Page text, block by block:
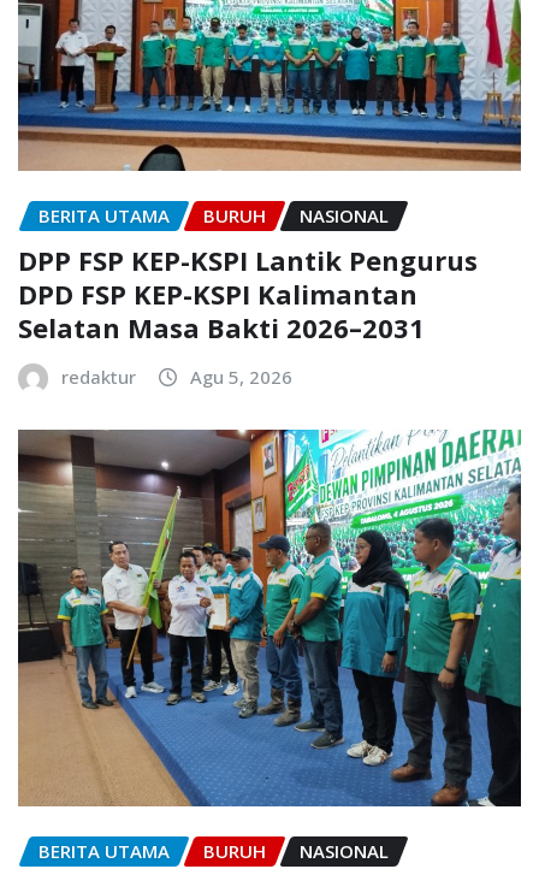
BERITA UTAMA BURUH NASIONAL
DPP FSP KEP-KSPI Lantik Pengurus
DPD FSP KEP-KSPI Kalimantan
Selatan Masa Bakti 2026–2031
redaktur Agu 5, 2026
BERITA UTAMA BURUH NASIONAL